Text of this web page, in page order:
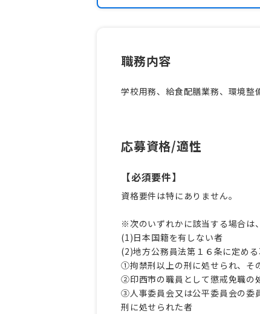
職務内容
学校用務、給食配膳業務、環境整
応募資格/適性
【必須要件】
資格要件は特にありません。
※次のいずれかに該当する場合は
(1)日本国籍を有しない者
(2)地方公務員法第１６条に定め
①拘禁刑以上の刑に処せられ、そ
②印西市の職員として懲戒免職の
③人事委員会又は公平委員会の委
刑に処せられた者